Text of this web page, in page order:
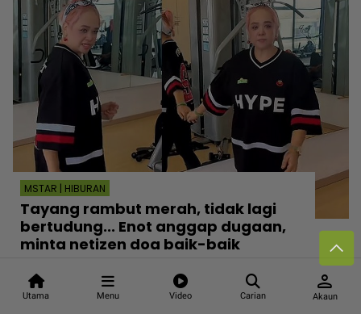
Utama Menu Video Carian
person
Akaun
MSTAR | HIBURAN
Tayang rambut merah, tidak lagi
bertudung... Enot anggap dugaan,
minta netizen doa baik-baik